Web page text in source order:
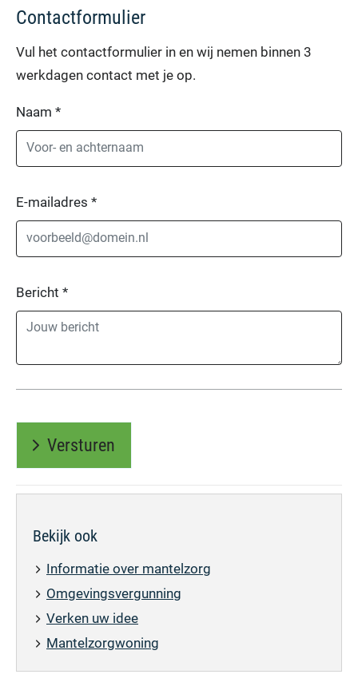
Contactformulier
Vul het contactformulier in en wij nemen binnen 3
werkdagen contact met je op.
Naam *
E-mailadres *
Bericht *
Versturen
Bekijk ook
Informatie over mantelzorg
Omgevingsvergunning
Verken uw idee
Mantelzorgwoning